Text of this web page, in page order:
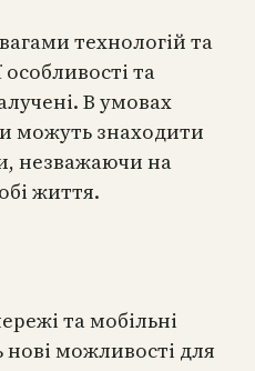
технологій та
особливості та
В умовах
можуть знаходити
незважаючи на
життя.
та мобільні
можливості для